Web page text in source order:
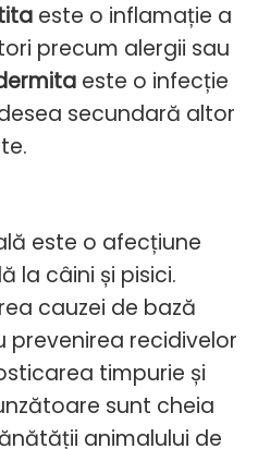
este o inflamație a
precum alergii sau
este o infecție
secundară altor
este o afecțiune
la câini și pisici.
cauzei de bază
prevenirea recidivelor
timpurie și
sunt cheia
animalului de